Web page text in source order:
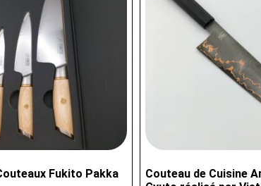
Fukito Pakka
Couteau de Cuisine